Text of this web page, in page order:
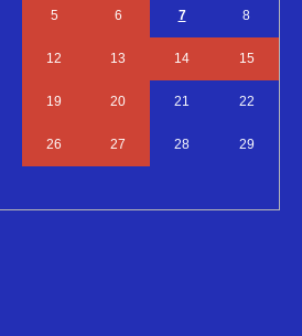
5 6 7 8
12 13 14 15
19 20 21 22
26 27 28 29